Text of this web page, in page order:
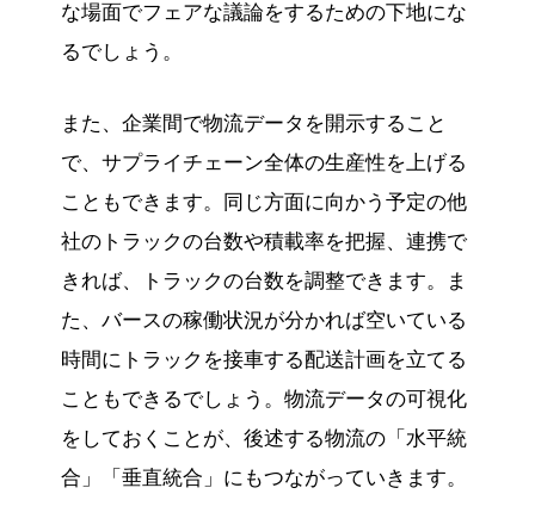
な場面でフェアな議論をするための下地にな
るでしょう。
また、企業間で物流データを開示すること
で、サプライチェーン全体の生産性を上げる
こともできます。同じ方面に向かう予定の他
社のトラックの台数や積載率を把握、連携で
きれば、トラックの台数を調整できます。ま
た、バースの稼働状況が分かれば空いている
時間にトラックを接車する配送計画を立てる
こともできるでしょう。物流データの可視化
をしておくことが、後述する物流の「水平統
合」「垂直統合」にもつながっていきます。